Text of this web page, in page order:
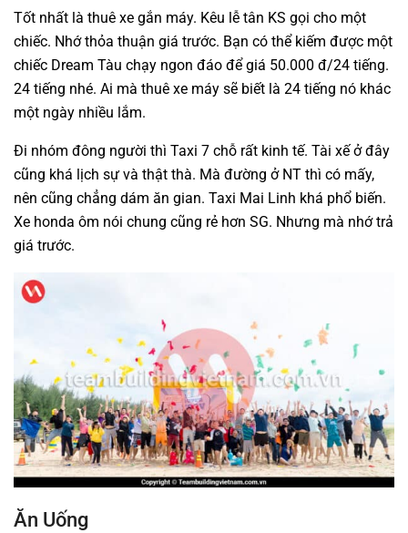
Tốt nhất là thuê xe gắn máy. Kêu lễ tân KS gọi cho một
chiếc. Nhớ thỏa thuận giá trước. Bạn có thể kiếm được một
chiếc Dream Tàu chạy ngon đáo để giá 50.000 đ/24 tiếng.
24 tiếng nhé. Ai mà thuê xe máy sẽ biết là 24 tiếng nó khác
một ngày nhiều lắm.
Đi nhóm đông người thì Taxi 7 chỗ rất kinh tế. Tài xế ở đây
cũng khá lịch sự và thật thà. Mà đường ở NT thì có mấy,
nên cũng chẳng dám ăn gian. Taxi Mai Linh khá phổ biến.
Xe honda ôm nói chung cũng rẻ hơn SG. Nhưng mà nhớ trả
giá trước.
Ăn Uống